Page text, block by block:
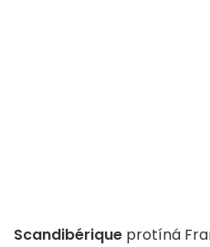
Scandibérique protíná